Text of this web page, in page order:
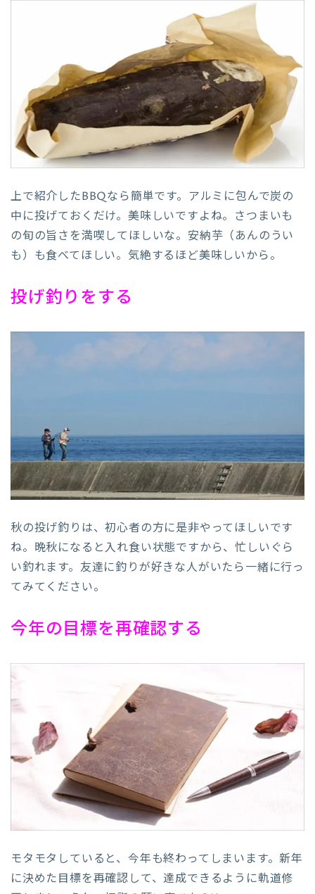
上で紹介したBBQなら簡単です。アルミに包んで炭の
中に投げておくだけ。美味しいですよね。さつまいも
の旬の旨さを満喫してほしいな。安納芋（あんのうい
も）も食べてほしい。気絶するほど美味しいから。
投げ釣りをする
秋の投げ釣りは、初心者の方に是非やってほしいです
ね。晩秋になると入れ食い状態ですから、忙しいぐら
い釣れます。友達に釣りが好きな人がいたら一緒に行っ
てみてください。
今年の目標を再確認する
モタモタしていると、今年も終わってしまいます。新年
に決めた目標を再確認して、達成できるように軌道修